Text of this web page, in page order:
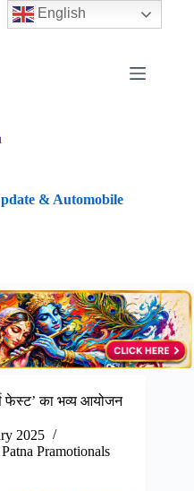
& Automobile
फेस्ट’ का भव्य आयोजन
2025
Patna Pramotionals
English